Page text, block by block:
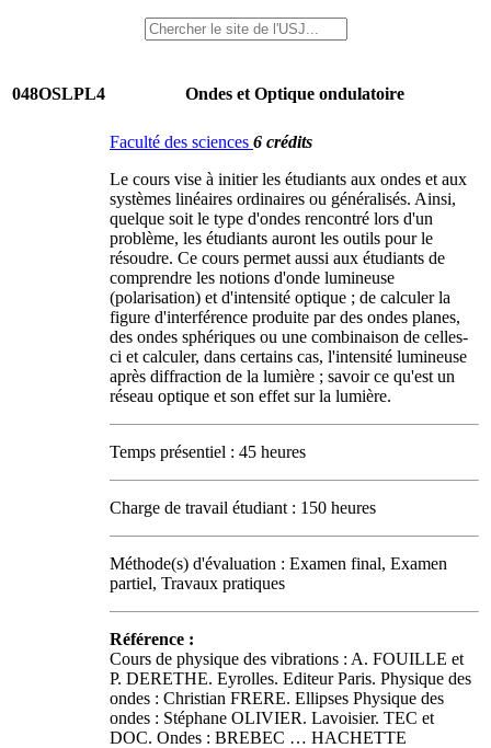
048OSLPL4 Ondes et Optique ondulatoire
Faculté des sciences 6 crédits
Le cours vise à initier les étudiants aux ondes et aux
systèmes linéaires ordinaires ou généralisés. Ainsi,
quelque soit le type d'ondes rencontré lors d'un
problème, les étudiants auront les outils pour le
résoudre. Ce cours permet aussi aux étudiants de
comprendre les notions d'onde lumineuse
(polarisation) et d'intensité optique ; de calculer la
figure d'interférence produite par des ondes planes,
des ondes sphériques ou une combinaison de celles-
ci et calculer, dans certains cas, l'intensité lumineuse
après diffraction de la lumière ; savoir ce qu'est un
réseau optique et son effet sur la lumière.
Temps présentiel : 45 heures
Charge de travail étudiant : 150 heures
Méthode(s) d'évaluation : Examen final, Examen
partiel, Travaux pratiques
Référence :
Cours de physique des vibrations : A. FOUILLE et
P. DERETHE. Eyrolles. Editeur Paris. Physique des
ondes : Christian FRERE. Ellipses Physique des
ondes : Stéphane OLIVIER. Lavoisier. TEC et
DOC. Ondes : BREBEC … HACHETTE